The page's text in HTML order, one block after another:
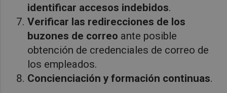
identificar accesos indebidos.
Verificar las redirecciones de los
buzones de correo ante posible
obtención de credenciales de correo de
los empleados.
Concienciación y formación continuas.